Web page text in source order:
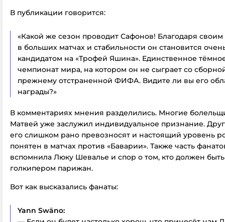
В публикации говорится:
«Какой же сезон проводит Сафонов! Благодаря
в больших матчах и стабильности он становится
кандидатом на «Трофей Яшина». Единственное
чемпионат мира, на котором он не сыграет со
прежнему отстраненной ФИФА. Видите ли вы его
награды?»
В комментариях мнения разделились. Многие
Матвей уже заслужил индивидуальное признание.
его слишком рано превозносят и настоящий уровень
понятен в матчах против «Баварии». Также часть
вспомнила Люку Шевалье и спор о том, кто должен
голкипером парижан.
Вот как высказались фанаты:
Yann Swäno: